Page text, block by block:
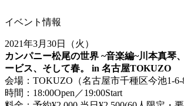
イベント情報
2021年3月30日（火）
カンパニー松尾の世界 ~音楽編~川本真琴
ービス、そして春。 in 名古屋TOKUZO
会場：TOKUZO（名古屋市千種区今池1-6-8
時間：18:00Open／19:00Start